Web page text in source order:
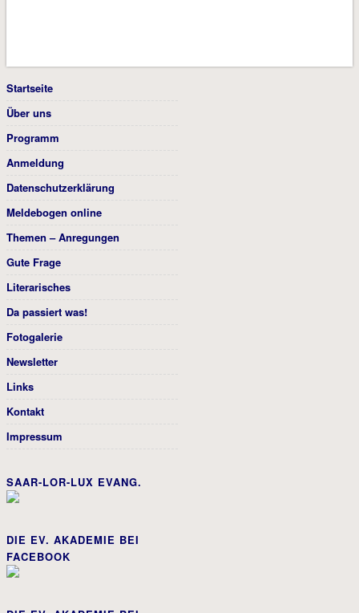
Startseite
Über uns
Programm
Anmeldung
Datenschutzerklärung
Meldebogen online
Themen – Anregungen
Gute Frage
Literarisches
Da passiert was!
Fotogalerie
Newsletter
Links
Kontakt
Impressum
SAAR-LOR-LUX EVANG.
DIE EV. AKADEMIE BEI
FACEBOOK